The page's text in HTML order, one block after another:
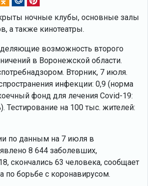
ночные клубы, основные залы
а также кинотеатры.
возможность второго
в Воронежской области.
Вторник, 7 июля.
инфекции: 0,9 (норма
фонд для лечения Covid-19:
Тестирование на 100 тыс. жителей:
по данным на 7 июля в
8 644 заболевших,
скончались 63 человека, сообщает
по борьбе с коронавирусом.